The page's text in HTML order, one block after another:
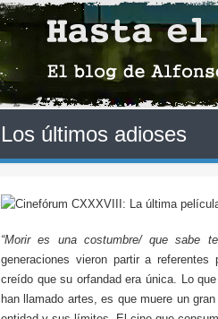
Los últimos adioses
“Morir es una costumbre/ que sabe
generaciones vieron partir a
creído que su orfandad era única. Lo
han llamado artes, es que muere un